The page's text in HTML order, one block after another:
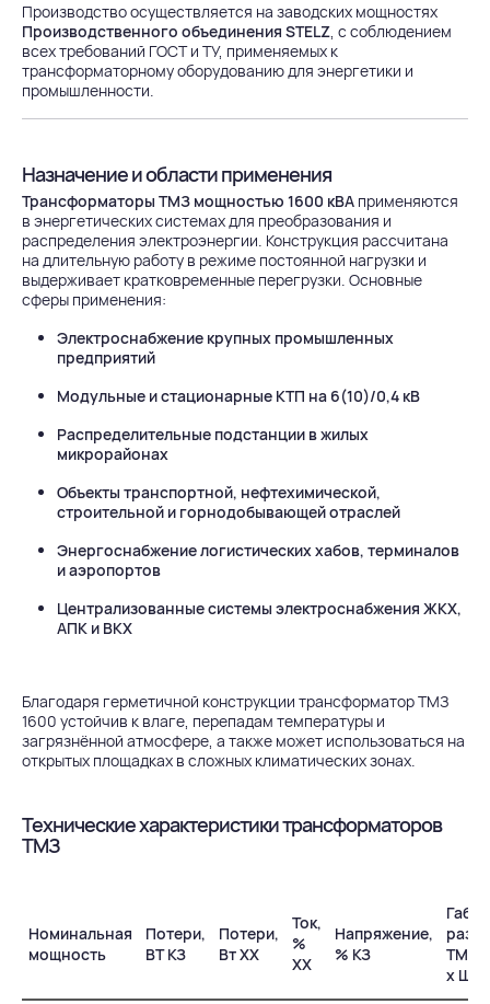
Производство осуществляется на заводских мощностях
Производственного объединения STELZ, с соблюдением
всех требований ГОСТ и ТУ, применяемых к
трансформаторному оборудованию для энергетики и
промышленности.
Назначение и области применения
Трансформаторы ТМЗ мощностью 1600 кВА применяются
в энергетических системах для преобразования и
распределения электроэнергии. Конструкция рассчитана
на длительную работу в режиме постоянной нагрузки и
выдерживает кратковременные перегрузки. Основные
сферы применения:
Электроснабжение крупных промышленных
предприятий
Модульные и стационарные КТП на 6(10)/0,4 кВ
Распределительные подстанции в жилых
микрорайонах
Объекты транспортной, нефтехимической,
строительной и горнодобывающей отраслей
Энергоснабжение логистических хабов, терминалов
и аэропортов
Централизованные системы электроснабжения ЖКХ,
АПК и ВКХ
Благодаря герметичной конструкции трансформатор ТМЗ
1600 устойчив к влаге, перепадам температуры и
загрязнённой атмосфере, а также может использоваться на
открытых площадках в сложных климатических зонах.
Технические характеристики трансформаторов
ТМЗ
Номинальная
мощность
Потери,
ВТ КЗ
Потери,
Вт ХХ
Ток,
%
ХХ
Напряжение,
% КЗ
ТМЗ,
х Ш х